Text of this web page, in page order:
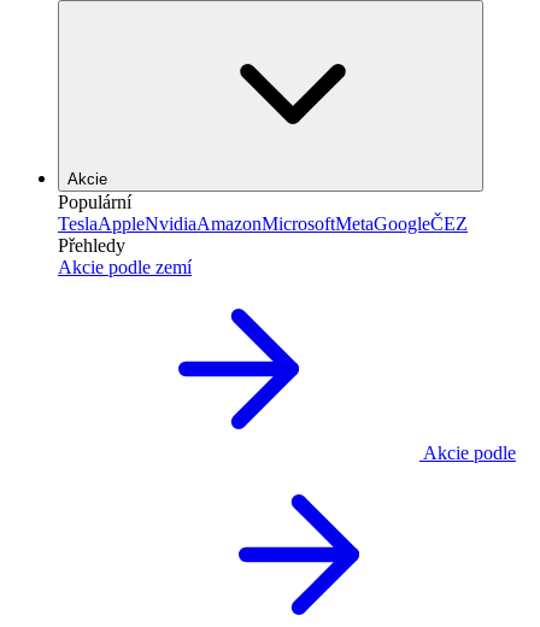
Akcie
Populární
TeslaAppleNvidiaAmazonMicrosoftMetaGoogleČEZ
Přehledy
Akcie podle zemí
Akcie podle